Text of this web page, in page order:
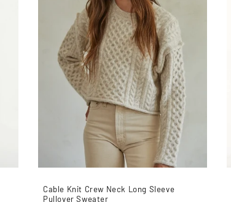
Cable Knit Crew Neck Long Sleeve
Pullover Sweater